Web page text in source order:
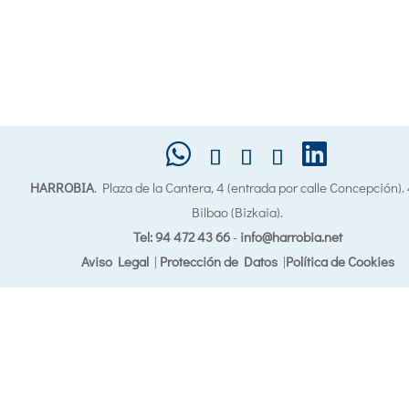
HARROBIA. Plaza de la Cantera, 4 (entrada por calle
Bilbao (Bizkaia).
Tel: 94 472 43 66- info@harrobia.net
Aviso Legal| Protección de Datos|Política de Cookies